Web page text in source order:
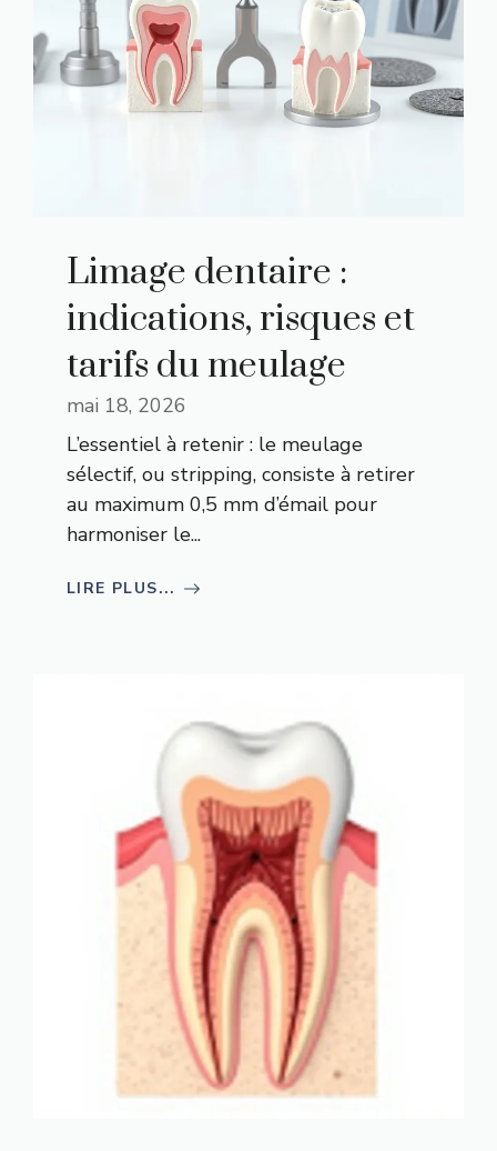
Limage dentaire :
indications, risques et
tarifs du meulage
mai 18, 2026
L’essentiel à retenir : le meulage
sélectif, ou stripping, consiste à retirer
au maximum 0,5 mm d’émail pour
harmoniser le...
LIRE PLUS...